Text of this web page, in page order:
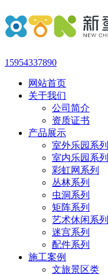
15954337890
网站首页
关于我们
公司简介
资质证书
产品展示
室外乐园系列
室内乐园系列
彩虹网系列
丛林系列
虫洞系列
矩阵系列
艺术休闲系列
迷宫系列
配件系列
施工案例
文旅景区类